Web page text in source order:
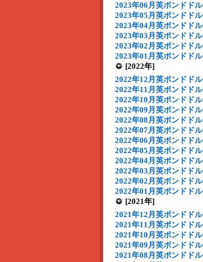
2023年06月英ポンドドル
2023年05月英ポンドドル
2023年04月英ポンドドル
2023年03月英ポンドドル
2023年02月英ポンドドル
2023年01月英ポンドドル
[2022年]
2022年12月英ポンドドル
2022年11月英ポンドドル
2022年10月英ポンドドル
2022年09月英ポンドドル
2022年08月英ポンドドル
2022年07月英ポンドドル
2022年06月英ポンドドル
2022年05月英ポンドドル
2022年04月英ポンドドル
2022年03月英ポンドドル
2022年02月英ポンドドル
2022年01月英ポンドドル
[2021年]
2021年12月英ポンドドル
2021年11月英ポンドドル
2021年10月英ポンドドル
2021年09月英ポンドドル
2021年08月英ポンドドル